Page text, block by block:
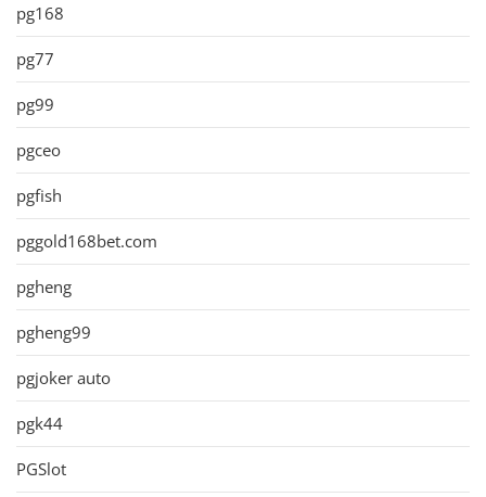
pg168
pg77
pg99
pgceo
pgfish
pggold168bet.com
pgheng
pgheng99
pgjoker auto
pgk44
PGSlot